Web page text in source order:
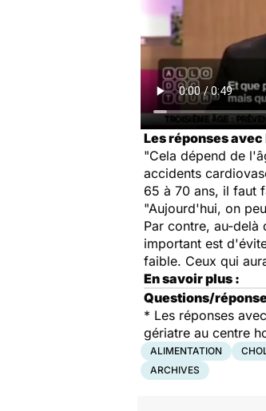
Les réponses
"Cela dépend de
accidents
65 à 70 ans, il faut
"Aujourd'hui, on
Par contre, au-delà
important est
faible. Ceux qui
En savoir plus :
Questions/
* Les réponses
gériatre au centre
ALIMENTATION
ARCHIVES